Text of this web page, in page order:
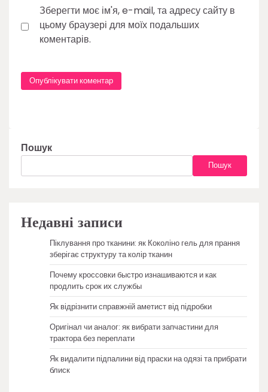
Зберегти моє ім'я, e-mail, та адресу сайту в
цьому браузері для моїх подальших
коментарів.
Пошук
Пошук
Недавні записи
Піклування про тканини: як Коколіно гель для прання
зберігає структуру та колір тканин
Почему кроссовки быстро изнашиваются и как
продлить срок их службы
Як відрізнити справжній аметист від підробки
Оригінал чи аналог: як вибрати запчастини для
трактора без переплати
Як видалити підпалини від праски на одязі та прибрати
блиск